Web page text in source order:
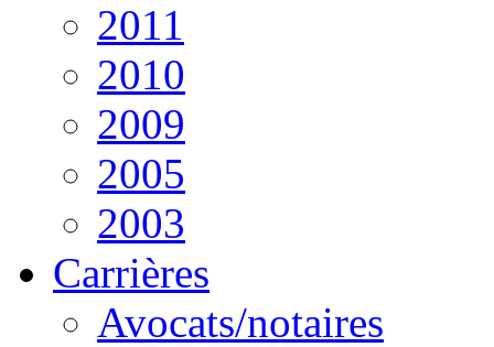
2011
2010
2009
2005
2003
Carrières
Avocats/notaires